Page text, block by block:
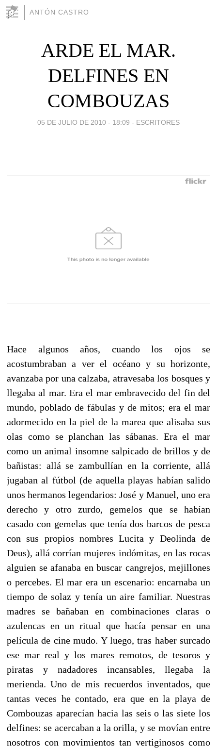
ANTÓN CASTRO
ARDE EL MAR.
DELFINES EN
COMBOUZAS
05 DE JULIO DE 2010 - 18:09 - ESCRITORES
Hace algunos años, cuando los ojos se
acostumbraban a ver el océano y su horizonte,
avanzaba por una calzaba, atravesaba los bosques y
llegaba al mar. Era el mar embravecido del fin del
mundo, poblado de fábulas y de mitos; era el mar
adormecido en la piel de la marea que alisaba sus
olas como se planchan las sábanas. Era el mar
como un animal insomne salpicado de brillos y de
bañistas: allá se zambullían en la corriente, allá
jugaban al fútbol (de aquella playas habían salido
unos hermanos legendarios: José y Manuel, uno era
derecho y otro zurdo, gemelos que se habían
casado con gemelas que tenía dos barcos de pesca
con sus propios nombres Lucita y Deolinda de
Deus), allá corrían mujeres indómitas, en las rocas
alguien se afanaba en buscar cangrejos, mejillones
o percebes. El mar era un escenario: encarnaba un
tiempo de solaz y tenía un aire familiar. Nuestras
madres se bañaban en combinaciones claras o
azulencas en un ritual que hacía pensar en una
película de cine mudo. Y luego, tras haber surcado
ese mar real y los mares remotos, de tesoros y
piratas y nadadores incansables, llegaba la
merienda. Uno de mis recuerdos inventados, que
tantas veces he contado, era que en la playa de
Combouzas aparecían hacia las seis o las siete los
delfines: se acercaban a la orilla, y se movían entre
nosotros con movimientos tan vertiginosos como